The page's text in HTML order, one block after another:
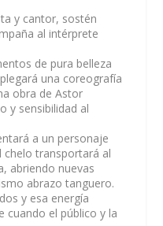
y cantor, sostén
al intérprete
de pura belleza
una coreografía
obra de Astor
y sensibilidad al
a un personaje
chelo transportará al
abriendo nuevas
abrazo tanguero.
y esa energía
cuando el público y la